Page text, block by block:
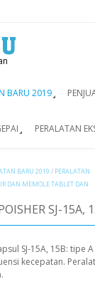
BARU 2019
PERALATAN
BARU 2019 / PERALATAN
DAN MEMOLE TABLET DAN
SJ-15A,
SJ-15A, 15B: tipe
kecepatan.